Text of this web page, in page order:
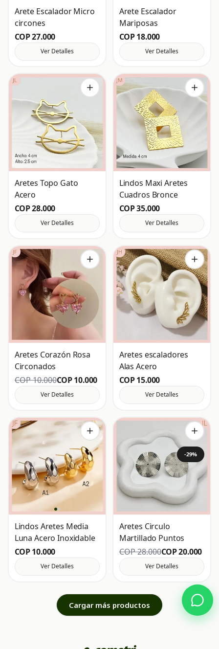
Arete Escalador Micro
circones
COP 27.000
Ver Detalles
Arete Escalador
Mariposas
COP 18.000
Ver Detalles
Aretes Topo Gato
Acero
COP 28.000
Ver Detalles
Lindos Maxi Aretes
Cuadros Bronce
COP 35.000
Ver Detalles
Aretes Corazón Rosa
Circonados
COP 10.000COP 10.000
Ver Detalles
Aretes escaladores
Alas Acero
COP 15.000
Ver Detalles
Lindos Aretes Media
Luna Acero Inoxidable
COP 10.000
Ver Detalles
-29%
Aretes Circulo
Martillado Puntos
COP 28.000COP 20.000
Ver Detalles
Cargar más productos